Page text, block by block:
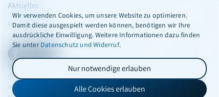
Aktuelles
Unternehmen
Datenschutzerklärung
Impressum
Allgemeine Geschäfts­bedingungen
FacebookInstagramLinkedIn
Wir verwenden Cookies, um unsere Website zu optimieren.
Damit diese ausgespielt werden können, benötigen wir Ihre
ausdrückliche Einwilligung. Weitere Informationen dazu finden
Sie unter Datenschutz und Widerruf.
Nur notwendige erlauben
Alle Cookies erlauben